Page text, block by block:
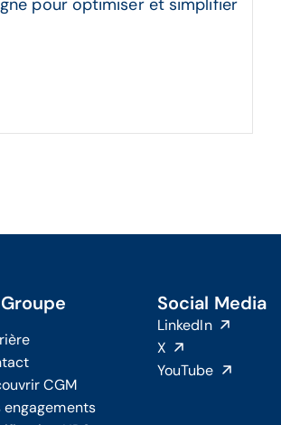
pour optimiser et simplifier
CGM
engagements
Social Media
LinkedIn
X
YouTube